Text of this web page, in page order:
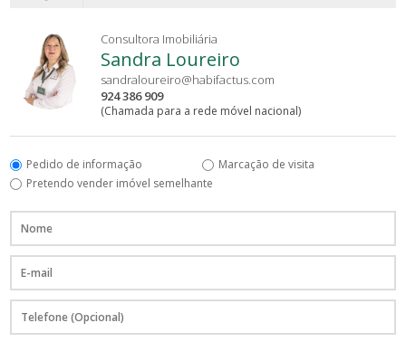
Consultora Imobiliária
Sandra Loureiro
sandraloureiro@habifactus.com
924 386 909
(Chamada para a rede móvel nacional)
Pedido de informação
Marcação de visita
Pretendo vender imóvel semelhante